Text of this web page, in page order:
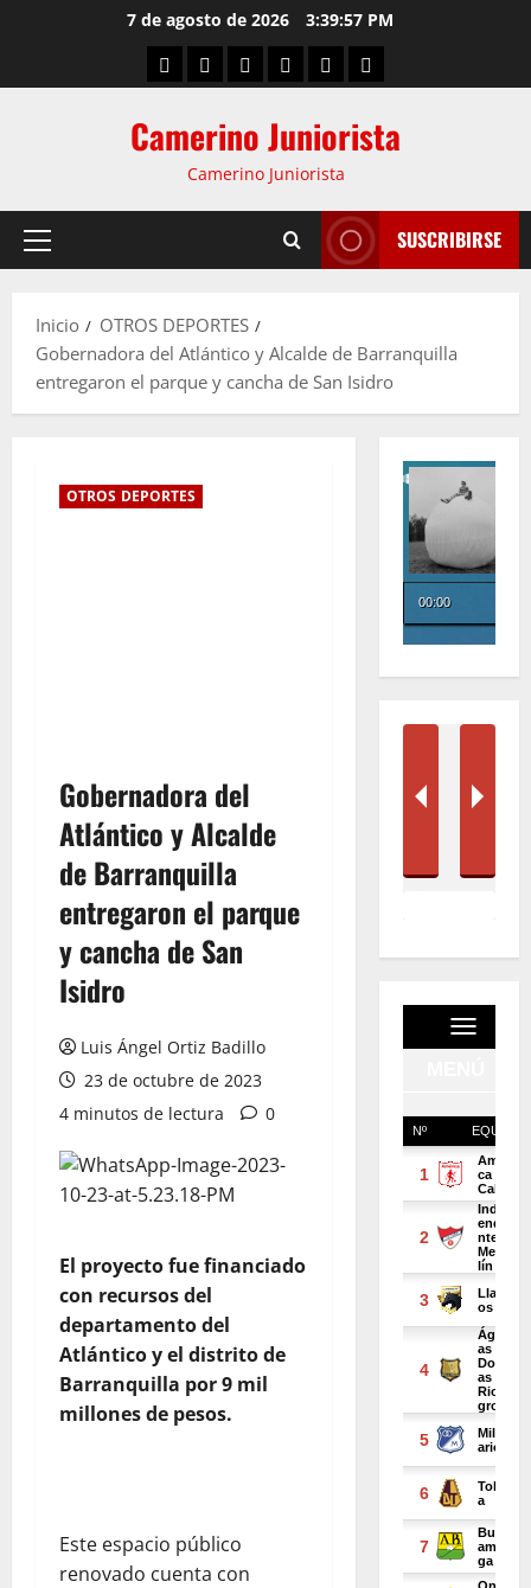
7 de agosto de 2026 3:39:58 PM
Camerino Juniorista
Camerino Juniorista
SUSCRIBIRSE
Inicio
OTROS DEPORTES
Gobernadora del Atlántico y Alcalde de Barranquilla
entregaron el parque y cancha de San Isidro
OTROS DEPORTES
Gobernadora del
Atlántico y Alcalde
de Barranquilla
entregaron el parque
y cancha de San
Isidro
Luis Ángel Ortiz Badillo
23 de octubre de 2023
4 minutos de lectura
0
El proyecto fue financiado
con recursos del
departamento del
Atlántico y el distrito de
Barranquilla por 9 mil
millones de pesos.
Este espacio público
renovado cuenta con